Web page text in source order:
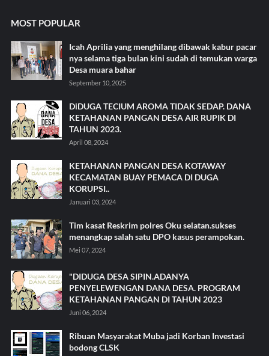
MOST POPULAR
Icah Aprilia yang menghilang dibawak kabur pacar
nya selama tiga bulan kini sudah di temukan warga
Desa muara bahar
September 10, 2025
DiDUGA TECIUM AROMA TIDAK SEDAP. DANA
KETAHANAN PANGAN DESA AIR RUPIK DI
TAHUN 2023.
April 08, 2024
KETAHANAN PANGAN DESA KOTAWAY
KECAMATAN BUAY PEMACA DI DUGA
KORUPSI..
Januari 03, 2024
Tim kasat Reskrim polres Oku selatan.sukses
menangkap salah satu DPO kasus perampokan.
Mei 07, 2024
"DIDUGA DESA SIPIN.ADANYA
PENYELEWENGAN DANA DESA. PROGRAM
KETAHANAN PANGAN DI TAHUN 2023
Juni 06, 2024
Ribuan Masyarakat Muba jadi Korban Investasi
bodong CLSK